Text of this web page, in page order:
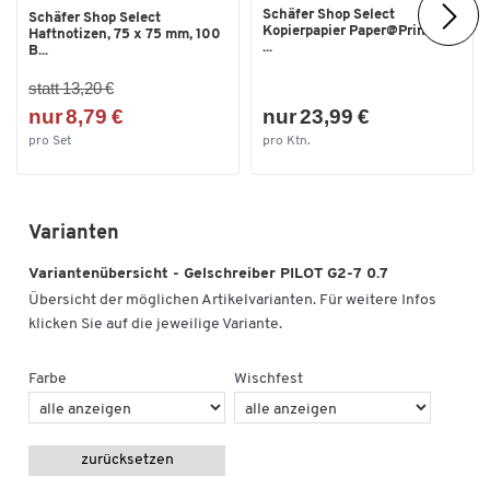
Schäfer Shop Select
Haftnotizen, 75 x 75 mm, 100
B...
statt 13,20 €
nur 8,79 €
pro Set
Schäfer Shop Select
Kopierpapier Paper@Print, DIN
...
nur 23,99 €
pro Ktn.
Varianten
Variantenübersicht - Gelschreiber PILOT G2-7 0.7
Übersicht der möglichen Artikelvarianten. Für weitere Infos
klicken Sie auf die jeweilige Variante.
Farbe Wischfest
zurücksetzen